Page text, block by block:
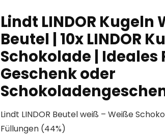
Lindt LINDOR Kugeln
Beutel | 10x LINDOR
Schokolade | Ideales
Geschenk oder
Lindt LINDOR Beutel weiß – Weiße
Füllungen (44%)